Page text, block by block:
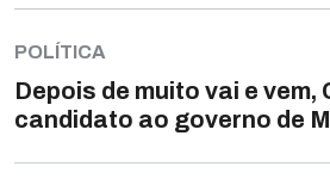
POLÍTICA
Depois de muito vai e vem,
candidato ao governo de